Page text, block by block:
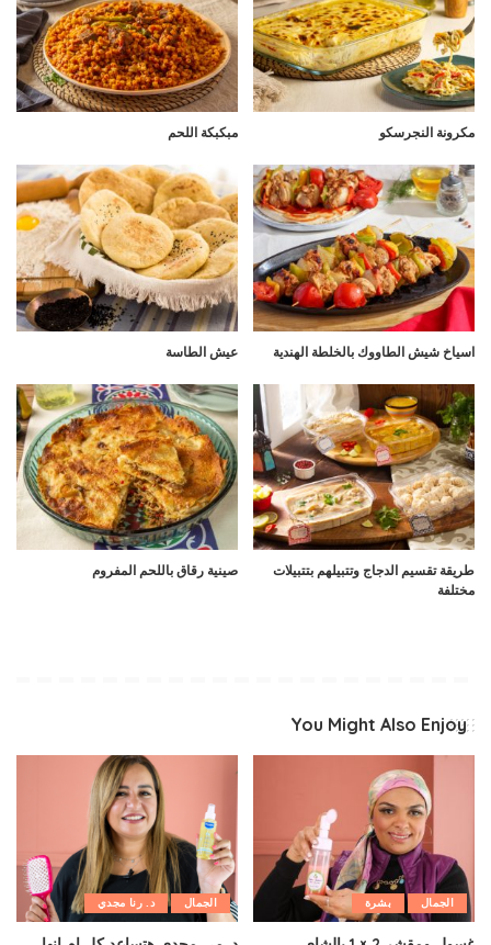
مكرونة النجرسكو مبكبكة اللحم
اسياخ شيش الطاووك بالخلطة الهندية عيش الطاسة
طريقة تقسيم الدجاج وتتبيلهم بتتبيلات
مختلفة
صينية رقاق باللحم المفروم
You Might Also Enjoy
الجمال بشرة الجمال د. رنا مجدي